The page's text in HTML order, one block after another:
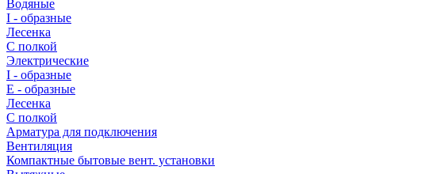
Водяные
I - образные
Лесенка
С полкой
Электрические
I - образные
E - образные
Лесенка
С полкой
Арматура для подключения
Вентиляция
Компактные бытовые вент. установки